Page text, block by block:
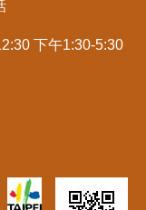
下午1:30-5:30